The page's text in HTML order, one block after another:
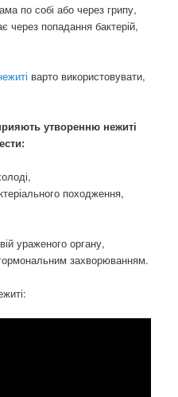
по собі або через грипу,
через попадання бактерій,
варто використовувати,
утворенню нежиті
походження,
ураженого органу,
захворюванням.